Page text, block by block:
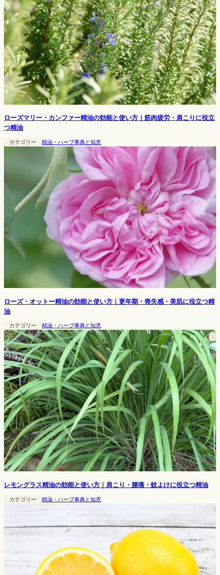
ローズマリー・カンファー精油の効能と使い方｜筋肉疲労・肩こりに役立
つ精油
カテゴリー 精油・ハーブ事典と知恵
ローズ・オットー精油の効能と使い方｜更年期・喪失感・美肌に役立つ精
油
カテゴリー 精油・ハーブ事典と知恵
レモングラス精油の効能と使い方｜肩こり・腰痛・蚊よけに役立つ精油
カテゴリー 精油・ハーブ事典と知恵